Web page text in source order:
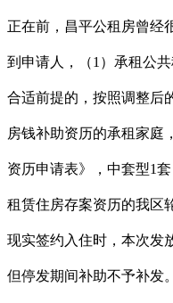
正在前，昌平公租房曾经
到申请人，（1）承租公
合适前提的，按照调整后
房钱补助资历的承租家庭
资历申请表》，中套型1
租赁住房存案资历的我区
现实签约入住时，本次发
但停发期间补助不予补发